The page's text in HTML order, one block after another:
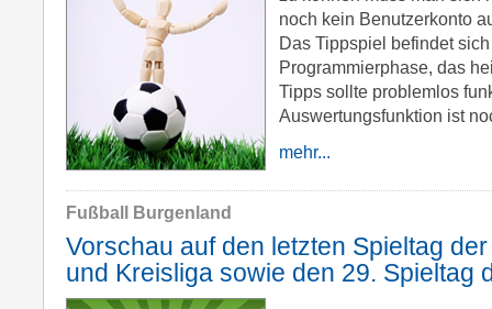
noch kein Benutzerkonto
Das Tippspiel befindet
Programmierphase, das
Tipps sollte problemlos
Auswertungsfunktion ist
mehr...
Fußball Burgenland
Vorschau auf den letzten Spieltag
und Kreisliga sowie den 29. Spieltag